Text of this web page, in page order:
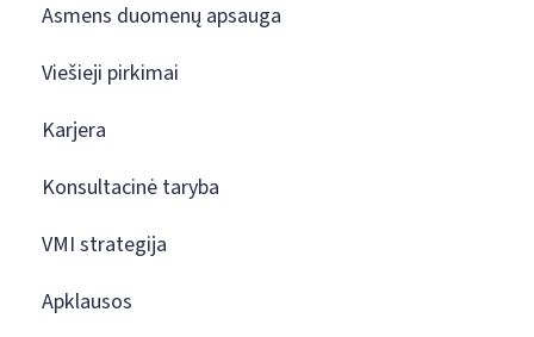
Asmens duomenų apsauga
Viešieji pirkimai
Karjera
Konsultacinė taryba
VMI strategija
Apklausos